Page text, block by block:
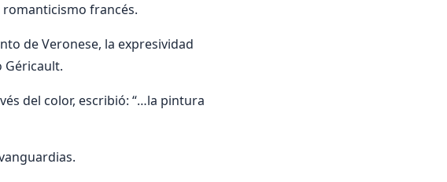
francés.
de Veronese, la expresividad
Géricault.
del color, escribió: “…la pintura